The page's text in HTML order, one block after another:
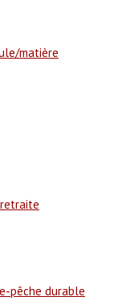
matière
retraite
pêche durable